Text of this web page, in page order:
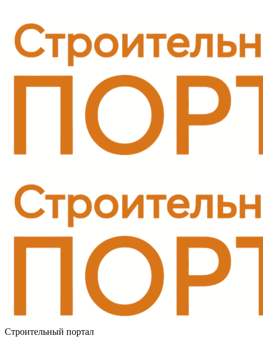
Строительный портал